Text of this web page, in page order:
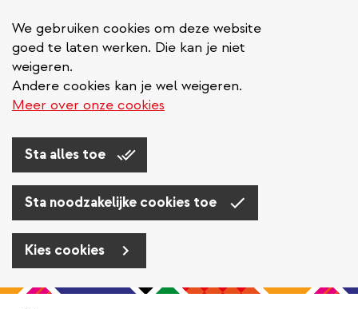
We gebruiken cookies om deze website
goed te laten werken. Die kan je niet
weigeren.
Andere cookies kan je wel weigeren.
Meer over onze cookies
Sta alles toe
Sta noodzakelijke cookies toe
Kies cookies
Overslaan